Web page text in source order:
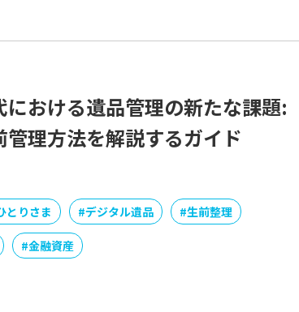
おける遺品管理の新たな課題:
理方法を解説するガイド
とりさま #デジタル遺品 #生前整理
#金融資産